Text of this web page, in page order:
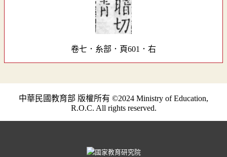
卷七．糸部．頁601．右
中華民國教育部 版權所有 ©2024 Ministry of Education,
R.O.C. All rights reserved.